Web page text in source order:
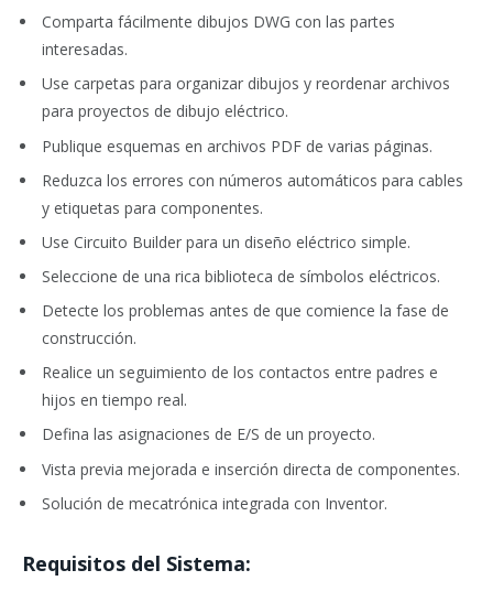
Comparta fácilmente dibujos DWG con las partes
interesadas.
Use carpetas para organizar dibujos y reordenar archivos
para proyectos de dibujo eléctrico.
Publique esquemas en archivos PDF de varias páginas.
Reduzca los errores con números automáticos para cables
y etiquetas para componentes.
Use Circuito Builder para un diseño eléctrico simple.
Seleccione de una rica biblioteca de símbolos eléctricos.
Detecte los problemas antes de que comience la fase de
construcción.
Realice un seguimiento de los contactos entre padres e
hijos en tiempo real.
Defina las asignaciones de E/S de un proyecto.
Vista previa mejorada e inserción directa de componentes.
Solución de mecatrónica integrada con Inventor.
Requisitos del Sistema: